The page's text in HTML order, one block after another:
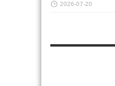
2026-07-20